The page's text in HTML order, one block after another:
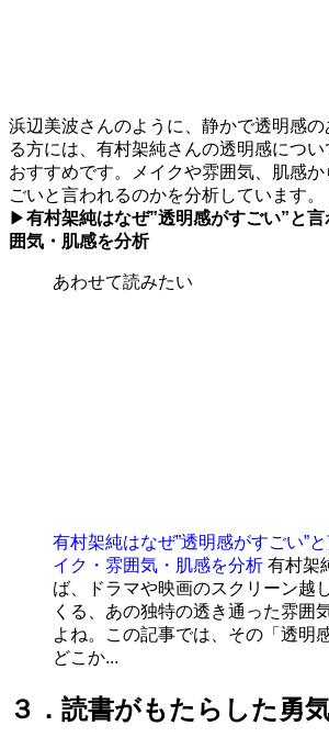
浜辺美波さんのように、静かで透明感
る方には、有村架純さんの透明感につ
おすすめです。メイクや雰囲気、肌感
ごいと言われるのかを分析しています。
▶有村架純はなぜ”透明感がすごい”と
囲気・肌感を分析
あわせて読みたい
有村架純はなぜ”透明感がすごい”
イク・雰囲気・肌感を分析 有村架
ば、ドラマや映画のスクリーン越
くる、あの独特の透き通った雰囲
よね。この記事では、その「透明
どこか...
３．読書がもたらした勇